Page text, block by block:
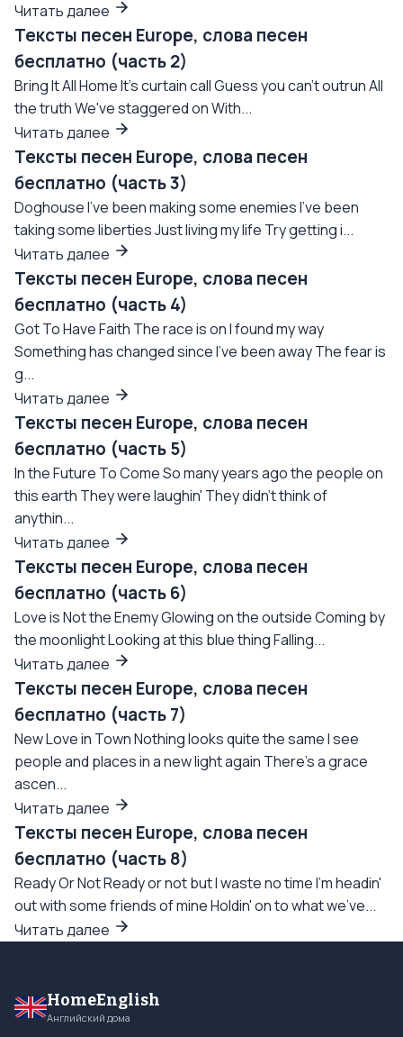
Читать далее
Тексты песен Europe, слова песен
бесплатно (часть 2)
Bring It All Home It's curtain call Guess you can't outrun All
the truth We've staggered on With...
Читать далее
Тексты песен Europe, слова песен
бесплатно (часть 3)
Doghouse I've been making some enemies I've been
taking some liberties Just living my life Try getting i...
Читать далее
Тексты песен Europe, слова песен
бесплатно (часть 4)
Got To Have Faith The race is on I found my way
Something has changed since I've been away The fear is
g...
Читать далее
Тексты песен Europe, слова песен
бесплатно (часть 5)
In the Future To Come So many years ago the people on
this earth They were laughin' They didn't think of
anythin...
Читать далее
Тексты песен Europe, слова песен
бесплатно (часть 6)
Love is Not the Enemy Glowing on the outside Coming by
the moonlight Looking at this blue thing Falling...
Читать далее
Тексты песен Europe, слова песен
бесплатно (часть 7)
New Love in Town Nothing looks quite the same I see
people and places in a new light again There's a grace
ascen...
Читать далее
Тексты песен Europe, слова песен
бесплатно (часть 8)
Ready Or Not Ready or not but I waste no time I'm headin'
out with some friends of mine Holdin' on to what we've...
Читать далее
HomeEnglish
Английский дома